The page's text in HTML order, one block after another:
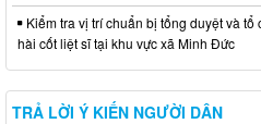
Kiểm tra vị trí chuẩn bị tổng duyệt và
hài cốt liệt sĩ tại khu vực xã Minh Đức
TRẢ LỜI Ý KIẾN NGƯỜI DÂN